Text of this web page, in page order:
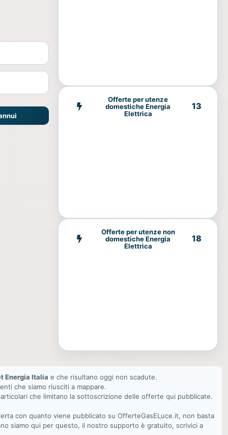
Offerte per utenze
domestiche Energia
Elettrica
13
Offerte per utenze non
domestiche Energia
Elettrica
18
Energia Italia e che risultano oggi non scadute.
che siamo riusciti a mappare.
che limitano la sottoscrizione delle offerte qui pubblicate.
con quanto viene pubblicato su OfferteGasELuce.it, non basta
siamo qui per questo, il nostro supporto è gratuito, scrivici a